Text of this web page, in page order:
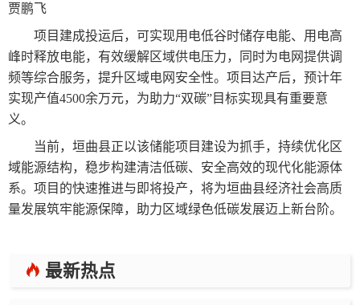
贾鹏飞
项目建成投运后，可实现用电低谷时储存电能、用电高
峰时释放电能，有效缓解区域供电压力，同时为电网提供调
频等综合服务，提升区域电网安全性。项目达产后，预计年
实现产值4500余万元，为助力“双碳”目标实现具有重要意
义。
当前，垣曲县正以该储能项目建设为抓手，持续优化区
域能源结构，稳步构建清洁低碳、安全高效的现代化能源体
系。项目的快速推进与即将投产，将为垣曲县经济社会高质
量发展筑牢能源保障，助力区域绿色低碳发展迈上新台阶。
最新热点